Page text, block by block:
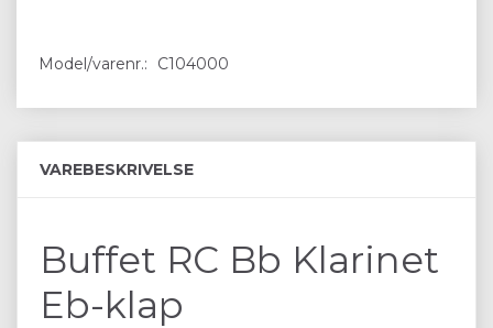
Model/varenr.: C104000
VAREBESKRIVELSE
Buffet RC Bb Klarinet
Eb-klap